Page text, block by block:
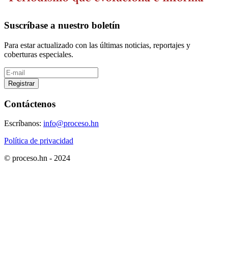
Suscríbase a nuestro boletín
Para estar actualizado con las últimas noticias, reportajes y
coberturas especiales.
Registrar
Contáctenos
Escríbanos: info@proceso.hn
Política de privacidad
© proceso.hn - 2024